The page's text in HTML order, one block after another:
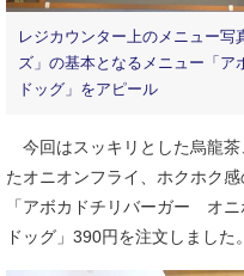
レジカウンター上のメニュー
ズ」の基本となるメニュー「ア
ドッグ」をアピール
今回はスッキリとした烏龍
たオニオンフライ、ホクホク
「アボカドチリバーガー オ
ドッグ」390円を注文しました。